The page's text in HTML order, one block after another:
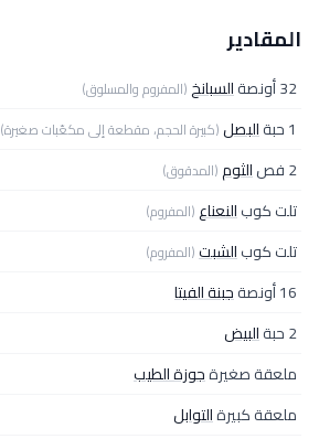
المقادير
32 أونصة السبانخ(المفروم والمسلوق)
1 حبة البصل(كبيرة الحجم، مقطعة إلى مكعّبات صغيرة)
2 فص الثوم(المدقوق)
تلت كوبالنعناع(المفروم)
تلت كوبالشبت(المفروم)
16 أونصة
جبنة الفيتا
2 حبة
البيض
ملعقة صغيرةجوزة الطيب
ملعقة كبيرةالتوابل